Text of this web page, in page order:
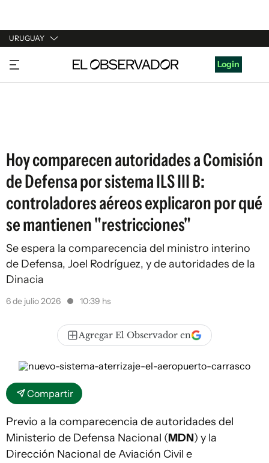
URUGUAY
URUGUAY
ARGENTINA
Login
Hoy comparecen autoridades a Comisión
de Defensa por sistema ILS III B:
controladores aéreos explicaron por qué
se mantienen "restricciones"
Se espera la comparecencia del ministro interino
de Defensa, Joel Rodríguez, y de autoridades de la
Dinacia
6 de julio 2026 10:39 hs
Agregar El Observador en
Compartir
Previo a la comparecencia de autoridades del
Ministerio de Defensa Nacional (MDN) y la
Dirección Nacional de Aviación Civil e